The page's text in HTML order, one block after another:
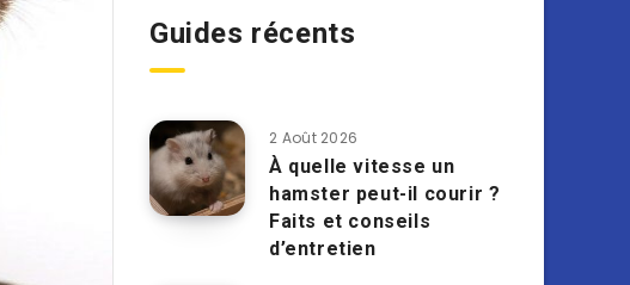
Guides récents
2 Août 2026
À quelle vitesse un
hamster peut-il courir ?
Faits et conseils
d’entretien